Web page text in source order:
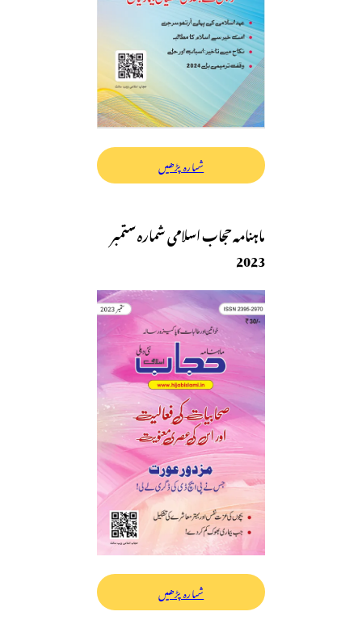
شمارہ پڑھیں
ماہنامہ حجاب اسلامی شمارہ ستمبر
2023
شمارہ پڑھیں